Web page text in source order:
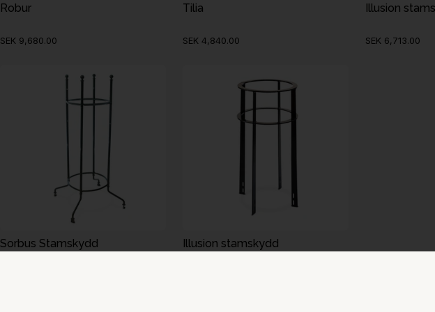
Robur
SEK 9,680.00
Tilia
SEK 4,840.00
Illusion
SEK 6,713.00
Sorbus Stamskydd Illusion stamskydd